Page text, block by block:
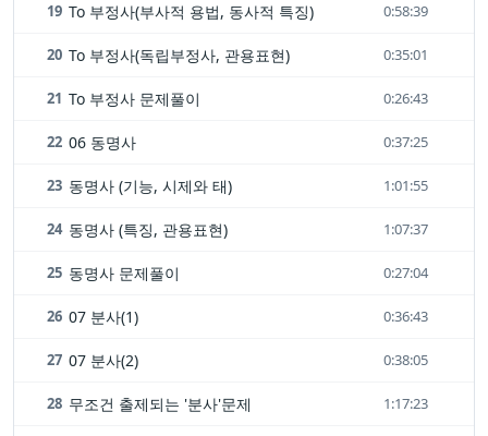
19 To 부정사(부사적 용법, 동사적 특징) 0:58:39
20 To 부정사(독립부정사, 관용표현) 0:35:01
21 To 부정사 문제풀이 0:26:43
22 06 동명사 0:37:25
23 동명사 (기능, 시제와 태) 1:01:55
24 동명사 (특징, 관용표현) 1:07:37
25 동명사 문제풀이 0:27:04
26 07 분사(1) 0:36:43
27 07 분사(2) 0:38:05
28 무조건 출제되는 '분사'문제 1:17:23